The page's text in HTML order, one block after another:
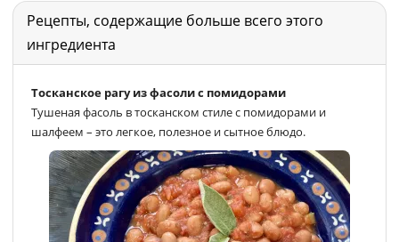
Рецепты, содержащие больше всего этого
ингредиента
Тосканское рагу из фасоли с помидорами
Тушеная фасоль в тосканском стиле с помидорами и
шалфеем – это легкое, полезное и сытное блюдо.